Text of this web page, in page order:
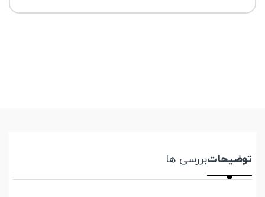
توضیحاتبررسی ها